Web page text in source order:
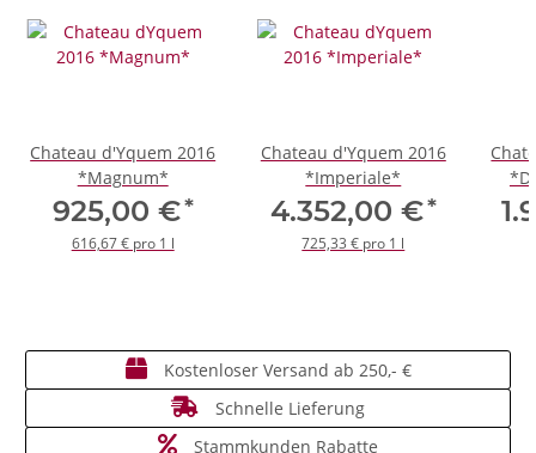
Chateau d'Yquem 2016
*Magnum*
925,00 €*
616,67 € pro 1 l
Chateau d'Yquem 2016
*Imperiale*
4.352,00 €*
725,33 € pro 1 l
Kostenloser Versand ab 250,- €
Schnelle Lieferung
Stammkunden Rabatte